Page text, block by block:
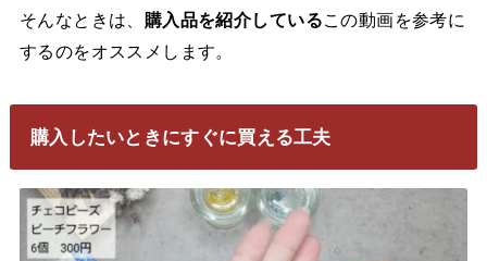
そんなときは、 購入品を紹介しているこの動画を参考に
するのをオススメします。
購入したいときにすぐに買える工夫